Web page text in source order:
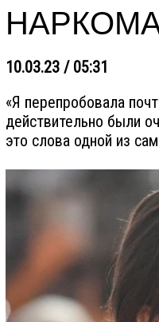
10.03.23 / 05:31
«Я перепробовала
действительно были
это слова одной из